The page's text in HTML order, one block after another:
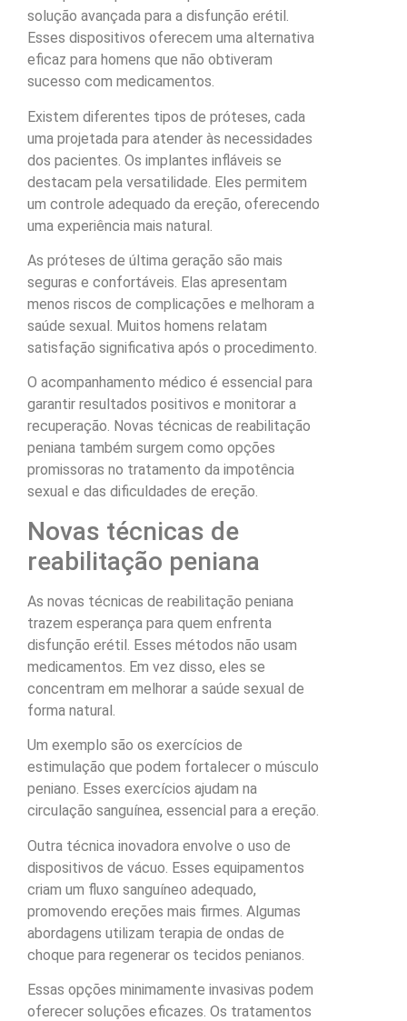
solução avançada para a disfunção erétil.
Esses dispositivos oferecem uma alternativa
eficaz para homens que não obtiveram
sucesso com medicamentos.
Existem diferentes tipos de próteses, cada
uma projetada para atender às necessidades
dos pacientes. Os implantes infláveis se
destacam pela versatilidade. Eles permitem
um controle adequado da ereção, oferecendo
uma experiência mais natural.
As próteses de última geração são mais
seguras e confortáveis. Elas apresentam
menos riscos de complicações e melhoram a
saúde sexual. Muitos homens relatam
satisfação significativa após o procedimento.
O acompanhamento médico é essencial para
garantir resultados positivos e monitorar a
recuperação. Novas técnicas de reabilitação
peniana também surgem como opções
promissoras no tratamento da impotência
sexual e das dificuldades de ereção.
Novas técnicas de
reabilitação peniana
As novas técnicas de reabilitação peniana
trazem esperança para quem enfrenta
disfunção erétil. Esses métodos não usam
medicamentos. Em vez disso, eles se
concentram em melhorar a saúde sexual de
forma natural.
Um exemplo são os exercícios de
estimulação que podem fortalecer o músculo
peniano. Esses exercícios ajudam na
circulação sanguínea, essencial para a ereção.
Outra técnica inovadora envolve o uso de
dispositivos de vácuo. Esses equipamentos
criam um fluxo sanguíneo adequado,
promovendo ereções mais firmes. Algumas
abordagens utilizam terapia de ondas de
choque para regenerar os tecidos penianos.
Essas opções minimamente invasivas podem
oferecer soluções eficazes. Os tratamentos